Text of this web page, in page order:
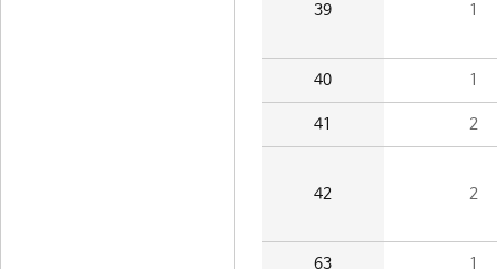
39 1
40 1
41 2
42 2
63 1